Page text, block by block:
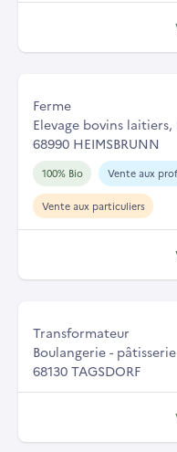
Ferme
Elevage bovins
68990 HEIMSBRUNN
100% Bio Vente aux
Vente aux particuliers
Transformateur
Boulangerie - pâtisserie
68130 TAGSDORF